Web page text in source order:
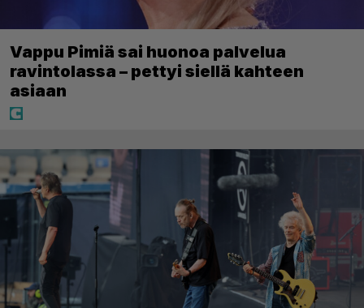
Vappu Pimiä sai huonoa palvelua
ravintolassa – pettyi siellä kahteen
asiaan